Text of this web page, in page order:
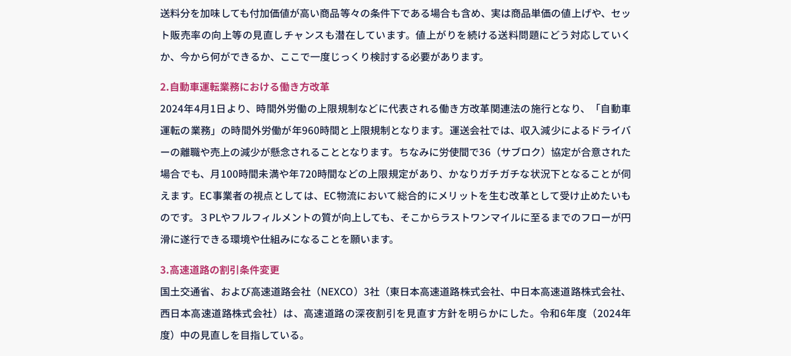
送料分を加味しても付加価値が高い商品等々の条件下である場合も含め、実は商品単価の値上げや、セッ
ト販売率の向上等の見直しチャンスも潜在しています。値上がりを続ける送料問題にどう対応していく
か、今から何ができるか、ここで一度じっくり検討する必要があります。
2.自動車運転業務における働き方改革
2024年4月1日より、時間外労働の上限規制などに代表される働き方改革関連法の施行となり、「自動車
運転の業務」の時間外労働が年960時間と上限規制となります。運送会社では、収入減少によるドライバ
ーの離職や売上の減少が懸念されることとなります。ちなみに労使間で36（サブロク）協定が合意された
場合でも、月100時間未満や年720時間などの上限規定があり、かなりガチガチな状況下となることが伺
えます。EC事業者の視点としては、EC物流において総合的にメリットを生む改革として受け止めたいも
のです。３PLやフルフィルメントの質が向上しても、そこからラストワンマイルに至るまでのフローが円
滑に遂行できる環境や仕組みになることを願います。
3.高速道路の割引条件変更
国土交通省、および高速道路会社（NEXCO）3社（東日本高速道路株式会社、中日本高速道路株式会社、
西日本高速道路株式会社）は、高速道路の深夜割引を見直す方針を明らかにした。令和6年度（2024年
度）中の見直しを目指している。